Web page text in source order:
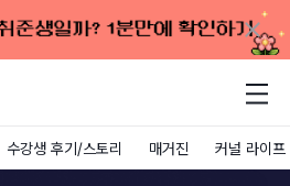
수강생 후기/스토리 매거진 커널 라이프